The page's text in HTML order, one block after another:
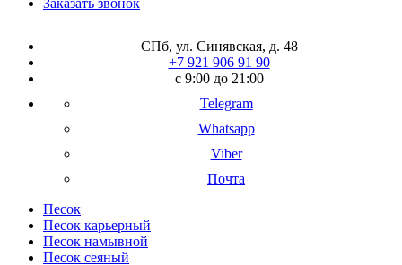
Заказать звонок
СПб, ул. Синявская, д. 48
+7 921 906 91 90
с 9:00 до 21:00
Telegram
Whatsapp
Viber
Почта
Песок
Песок карьерный
Песок намывной
Песок сеяный